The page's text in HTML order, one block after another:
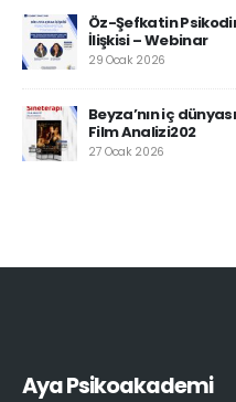
Öz-Şefkatin
İlişkisi – Webinar
29 Ocak 2026
Beyza’nın iç
Film Analizi202
27 Ocak 2026
Aya Psikoakademi